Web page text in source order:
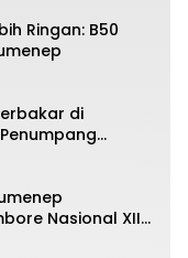
Ringan: B50
di
Nasional XII